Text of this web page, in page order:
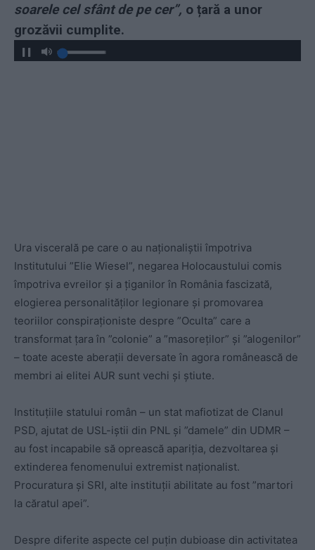
soarele cel sfânt de pe cer”, o țară a unor
grozăvii cumplite.
Ura viscerală pe care o au naționaliștii împotriva
Institutului ”Elie Wiesel”, negarea Holocaustului comis
împotriva evreilor și a țiganilor în România fascizată,
elogierea personalităților legionare și promovarea
teoriilor conspiraționiste despre ”Oculta” care a
transformat țara în ”colonie” a ”masoreților” și ”alogenilor”
– toate aceste aberații deversate în agora românească de
membri ai elitei AUR sunt vechi și știute.
Instituțiile statului român – un stat mafiotizat de Clanul
PSD, ajutat de USL-iștii din PNL și ”damele” din UDMR –
au fost incapabile să oprească apariția, dezvoltarea și
extinderea fenomenului extremist naționalist.
Procuratura și SRI, alte instituții abilitate au fost ”martori
la căratul apei”.
Despre diferite aspecte cel puțin dubioase din activitatea